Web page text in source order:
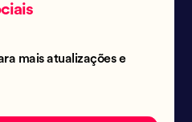
mais atualizações e